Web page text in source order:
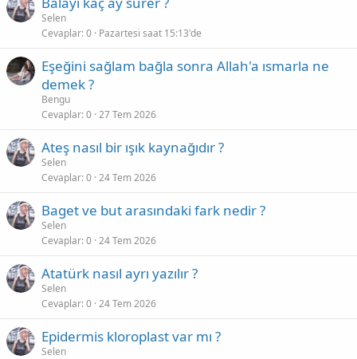
Selen
Cevaplar 0 Pazartesi saat 15:13'de
Eşeğini sağlam bağla sonra Allah'a ısmarla ne
demek ?
Bengu
Cevaplar 0 27 Tem 2026
Ateş nasıl bir ışık kaynağıdır ?
Selen
Cevaplar 0 24 Tem 2026
Baget ve but arasındaki fark nedir ?
Selen
Cevaplar 0 24 Tem 2026
Atatürk nasıl ayrı yazılır ?
Selen
Cevaplar 0 24 Tem 2026
Epidermis kloroplast var mı ?
Selen